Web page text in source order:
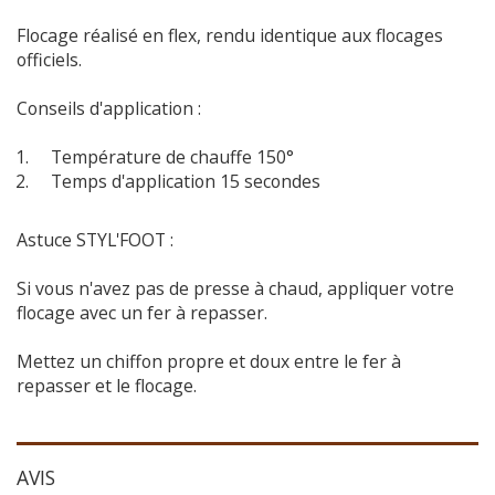
Flocage réalisé en flex, rendu identique aux flocages
officiels.
Conseils d'application :
Température de chauffe 150°
Temps d'application 15 secondes
Astuce STYL'FOOT :
Si vous n'avez pas de presse à chaud, appliquer votre
flocage avec un fer à repasser.
Mettez un chiffon propre et doux entre le fer à
repasser et le flocage.
AVIS